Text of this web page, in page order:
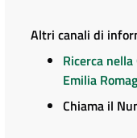
Altri canali di
Ricerca
Emilia
Chiama il